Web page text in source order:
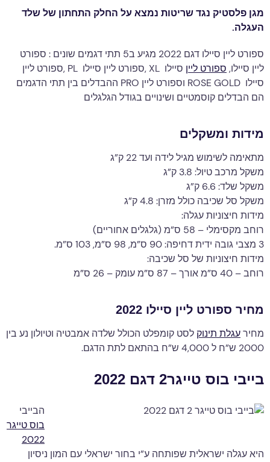
מגן פלסטיק נגד שריטות נמצא על החלק התחתון של שלד
העגלה.
ספורט ליין סיילו דגם 2022 מגיע ב5 תתי דגמים שונים : ספורט
ליין סיילו, ספורט ליין
סיילו XL ,ספורט ליין סיילו PL ,ספורט ליין
סיילו ROSE GOLD וספורט ליין PRO ההבדלים בין תתי הדגמים
הם הבדלים קוסמטיים ושינויים בגודל הגלגלים
מידות ומשקלים
מתאימה לשימוש מגיל לידה ועד 22 ק”ג
משקל מרכב טיול: 3.8 ק”ג
משקל שלד: 6.6 ק”ג
משקל סל שכיבה כולל מזרן: 4.8 ק”ג
מידות חיצוניות עגלה:
רוחב מקסימלי – 58 ס”מ (גלגלים אחוריים)
3 מצבי גובה ידית דחיפה: 90 ס”מ, 98 ס”מ, 103 ס”מ.
מידות חיצוניות של סל שכיבה:
רוחב – 40 ס”מ אורך – 87 ס”מ עומק – 26 ס”מ
מחיר ספורט ליין סיילו 2022
מחירעגלת תינוק לסט קומפלט הכולל שלדה אמבטיה וטיולון נע בין
2000 ש”ח ל 4,000 ש”ח בהתאם לתת הדגם.
בייבי בוס טייגר2 דגם 2022
הבייבי
בוס טייגר
2022
היא עגלה ישראלית שפותחה ע”י בחור ישראלי עם המון ניסיון